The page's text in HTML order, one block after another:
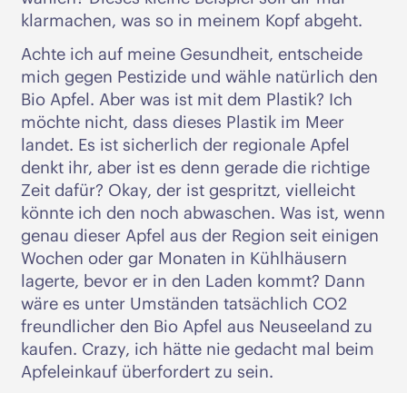
klarmachen, was so in meinem Kopf abgeht.
Achte ich auf meine Gesundheit, entscheide
mich gegen Pestizide und wähle natürlich den
Bio Apfel. Aber was ist mit dem Plastik? Ich
möchte nicht, dass dieses Plastik im Meer
landet. Es ist sicherlich der regionale Apfel
denkt ihr, aber ist es denn gerade die richtige
Zeit dafür? Okay, der ist gespritzt, vielleicht
könnte ich den noch abwaschen. Was ist, wenn
genau dieser Apfel aus der Region seit einigen
Wochen oder gar Monaten in Kühlhäusern
lagerte, bevor er in den Laden kommt? Dann
wäre es unter Umständen tatsächlich CO2
freundlicher den Bio Apfel aus Neuseeland zu
kaufen. Crazy, ich hätte nie gedacht mal beim
Apfeleinkauf überfordert zu sein.